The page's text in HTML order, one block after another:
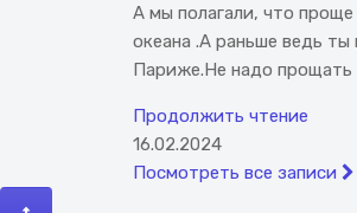
А мы полагали, что
океана .А раньше ведь
Париже.Не надо прощать
Продолжить чтение
16.02.2024
Посмотреть все записи